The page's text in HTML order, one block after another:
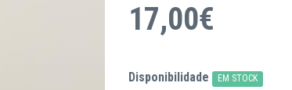
17,00€
Disponibilidade EM STOCK